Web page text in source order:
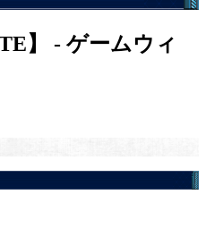
】 - ゲームウィ